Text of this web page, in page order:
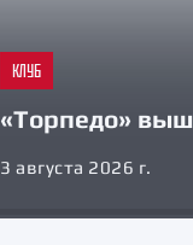
КЛУБ
«Торпедо»
3 августа 2026 г.